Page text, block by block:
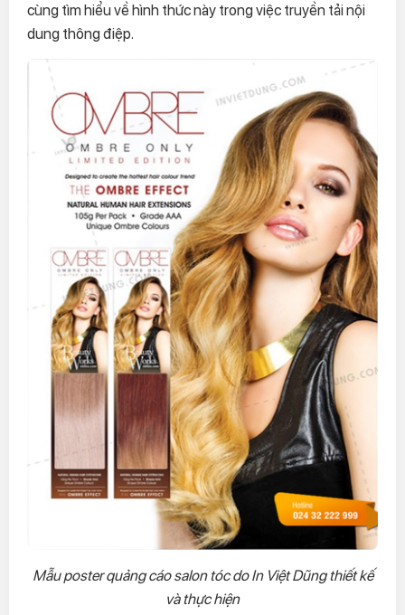
cùng tìm hiểu về hình thức này trong việc truyền tải nội
dung thông điệp.
Mẫu poster quảng cáo salon tóc do In Việt Dũng thiết kế
và thực hiện